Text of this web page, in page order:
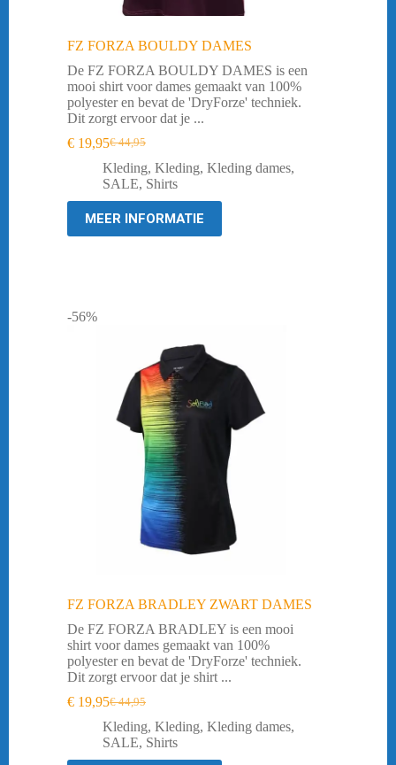
FZ FORZA BOULDY DAMES
De FZ FORZA BOULDY DAMES is een
mooi shirt voor dames gemaakt van 100%
polyester en bevat de 'DryForze' techniek.
Dit zorgt ervoor dat je ...
€44,95
Oorspronkelijke
prijs
was:
€ 19,95Huidige
prijs
is:
Kleding, Kleding, Kleding dames,
SALE, Shirts
MEER INFORMATIE
-56%
FZ FORZA BRADLEY ZWART DAMES
De FZ FORZA BRADLEY is een mooi
shirt voor dames gemaakt van 100%
polyester en bevat de 'DryForze' techniek.
Dit zorgt ervoor dat je shirt ...
€44,95
Oorspronkelijke
prijs
was:
€ 44,95.
€ 19,95Huidige
prijs
is:
€ 19,95.
Kleding, Kleding, Kleding dames,
SALE, Shirts